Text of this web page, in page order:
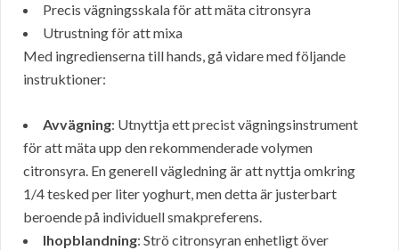
Precis vägningsskala för att mäta citronsyra
Utrustning för att mixa
Med ingredienserna till hands, gå vidare med följande
instruktioner:
Avvägning: Utnyttja ett precist vägningsinstrument
för att mäta upp den rekommenderade volymen
citronsyra. En generell vägledning är att nyttja omkring
1/4 tesked per liter yoghurt, men detta är justerbart
beroende på individuell smakpreferens.
Ihopblandning: Strö citronsyran enhetligt över